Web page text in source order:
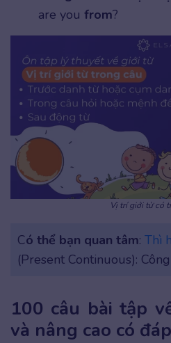
are you from?
Vị trí giới từ có
Có thể bạn quan tâm: Thì
(Present Continuous):
100 câu bài tập
và nâng cao có